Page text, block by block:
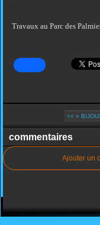
Travaux au Parc des
<< «
commentaires
Ajouter un